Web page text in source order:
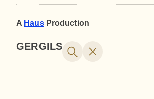
A Haus Production
GERGILS